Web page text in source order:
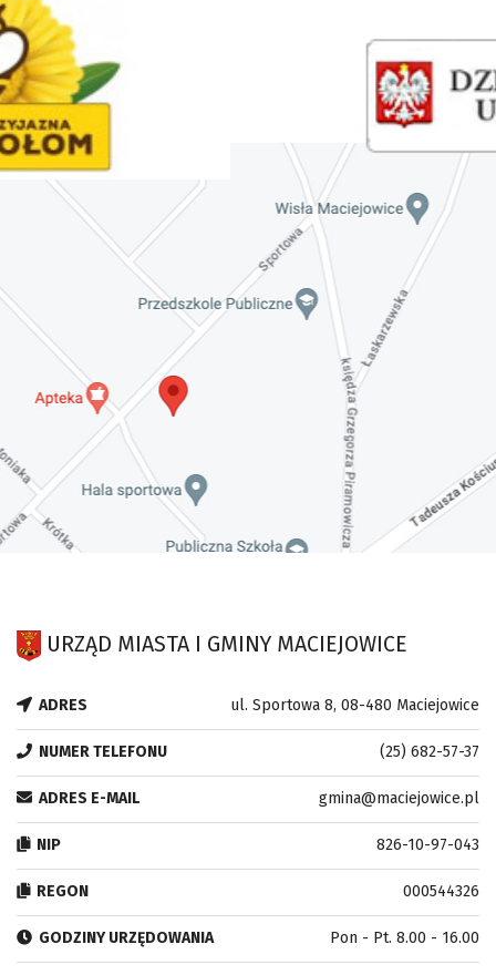
URZĄD MIASTA I GMINY MACIEJOWICE
ADRES ul. Sportowa 8, 08-480 Maciejowice
NUMER TELEFONU (25) 682-57-37
ADRES E-MAIL gmina@maciejowice.pl
NIP 826-10-97-043
REGON 000544326
GODZINY URZĘDOWANIA Pon - Pt. 8.00 - 16.00